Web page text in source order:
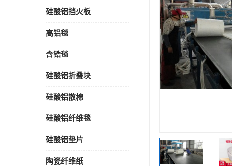
硅酸铝挡火板
高铝毯
含锆毯
硅酸铝折叠块
硅酸铝散棉
硅酸铝纤维毯
硅酸铝垫片
陶瓷纤维纸